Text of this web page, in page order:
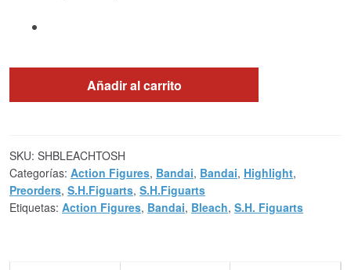
Añadir al carrito
SKU: SHBLEACHTOSH
Categorías: Action Figures, Bandai, Bandai, Highlight,
Preorders, S.H.Figuarts, S.H.Figuarts
Etiquetas: Action Figures, Bandai, Bleach, S.H. Figuarts